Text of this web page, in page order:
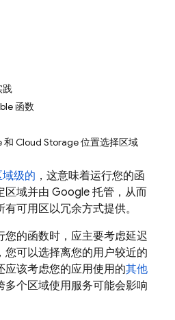
践
函数
和 Cloud Storage 位置选择区域
域级的 ，这意味着运行您的函
区域并由 Google 托管，从而
可用区以冗余方式提供。
您的函数时，应主要考虑延迟
您可以选择离您的用户较近的
应该考虑您的应用使用的其他
多个区域使用服务可能会影响